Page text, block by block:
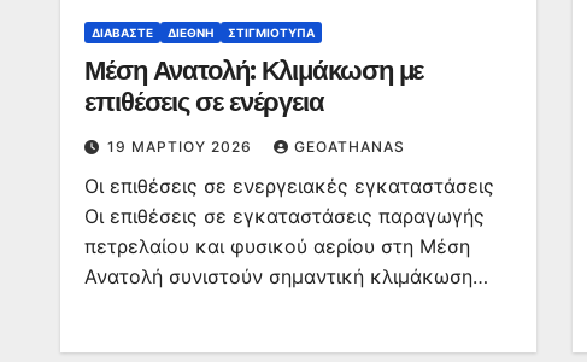
ΔΙΑΒΆΣΤΕ ΔΙΕΘΝΉ ΣΤΙΓΜΙΌΤΥΠΑ
Μέση Ανατολή: Κλιμάκωση με
επιθέσεις σε ενέργεια
19 ΜΑΡΤΊΟΥ 2026 GEOATHANAS
Οι επιθέσεις σε ενεργειακές εγκαταστάσεις
Οι επιθέσεις σε εγκαταστάσεις παραγωγής
πετρελαίου και φυσικού αερίου στη Μέση
Ανατολή συνιστούν σημαντική κλιμάκωση…